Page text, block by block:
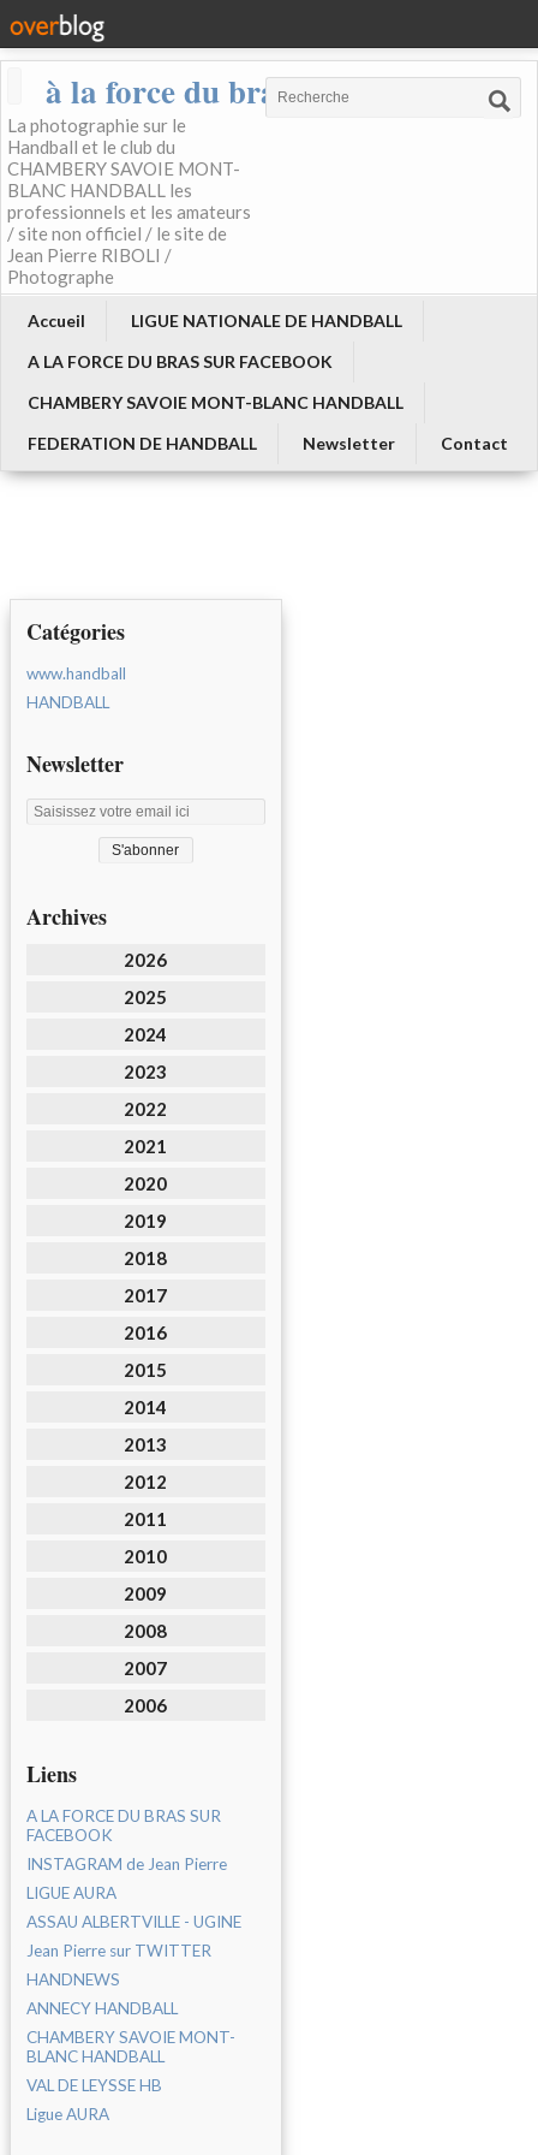
à la force du bras
La photographie sur le
Handball et le club du
CHAMBERY SAVOIE MONT-
BLANC HANDBALL les
professionnels et les amateurs
/ site non officiel / le site de
Jean Pierre RIBOLI /
Photographe
Accueil
LIGUE NATIONALE DE HANDBALL
A LA FORCE DU BRAS SUR FACEBOOK
CHAMBERY SAVOIE MONT-BLANC HANDBALL
FEDERATION DE HANDBALL
Newsletter Contact
Catégories
www.handball
HANDBALL
Newsletter
Archives
2026
2025
2024
2023
2022
2021
2020
2019
2018
2017
2016
2015
2014
2013
2012
2011
2010
2009
2008
2007
2006
Liens
A LA FORCE DU BRAS SUR
FACEBOOK
INSTAGRAM de Jean Pierre
LIGUE AURA
ASSAU ALBERTVILLE - UGINE
Jean Pierre sur TWITTER
HANDNEWS
ANNECY HANDBALL
CHAMBERY SAVOIE MONT-
BLANC HANDBALL
VAL DE LEYSSE HB
Ligue AURA